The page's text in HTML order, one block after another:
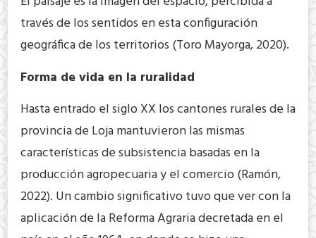
través de los sentidos en esta configuración
geográfica de los territorios (Toro Mayorga, 2020).
Forma de vida en la ruralidad
Hasta entrado el siglo XX los cantones rurales de la
provincia de Loja mantuvieron las mismas
características de subsistencia basadas en la
producción agropecuaria y el comercio (Ramón,
2022). Un cambio significativo tuvo que ver con la
aplicación de la Reforma Agraria decretada en el